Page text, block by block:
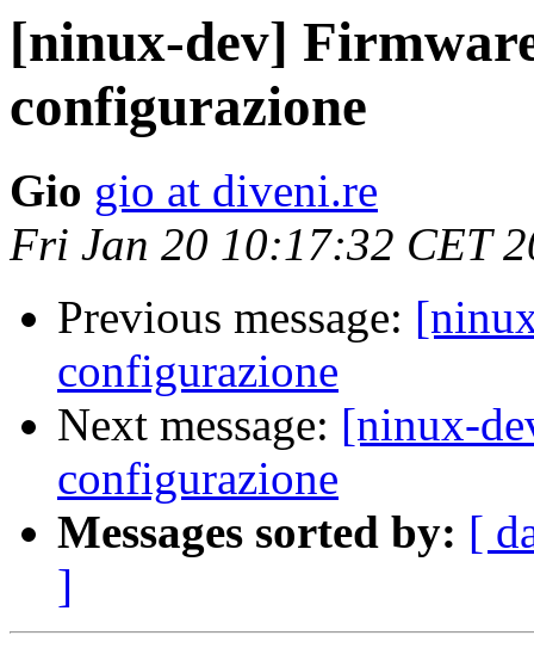
[ninux-dev]
configurazione
Gio gio at diveni.re
Fri Jan 20 10:17:32 CET
Previous message:
configurazione
Next message: [ninux-
configurazione
Messages sorted by: [
]